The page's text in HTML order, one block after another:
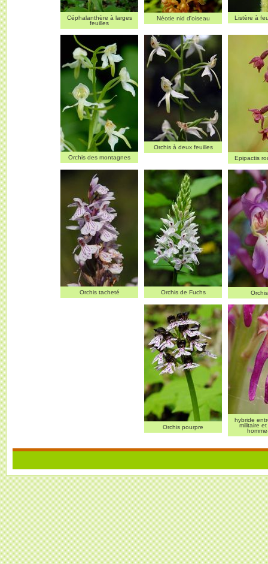
Céphalanthère à larges
feuilles
Néotie nid d'oiseau Listère à
Orchis des montagnes
Orchis à deux feuilles
Epipactis
Orchis tacheté Orchis de Fuchs
Orchis pourpre
hybride
militaire